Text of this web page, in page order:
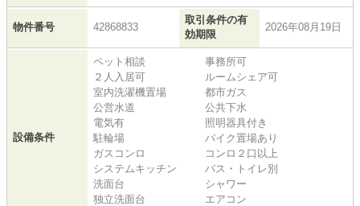
物件番号 42868833
取引条件の有
効期限
2026年08月19日
設備条件
ペット相談
事務所可
２人入居可
ルームシェア可
室内洗濯機置場
都市ガス
公営水道
公共下水
電気有
照明器具付き
駐輪場
バイク置場あり
ガスコンロ
コンロ２口以上
システムキッチン
バス・トイレ別
洗面台
シャワー
独立洗面台
エアコン